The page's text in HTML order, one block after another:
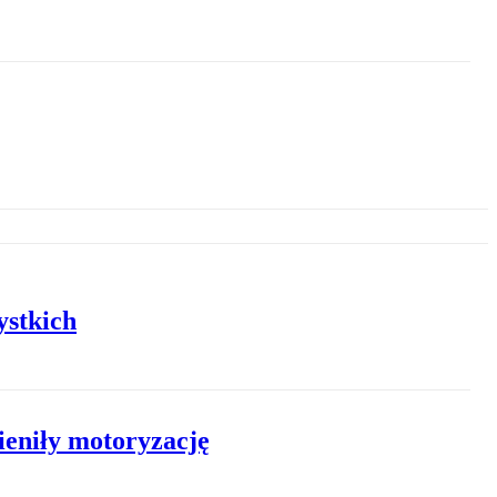
motoryzację